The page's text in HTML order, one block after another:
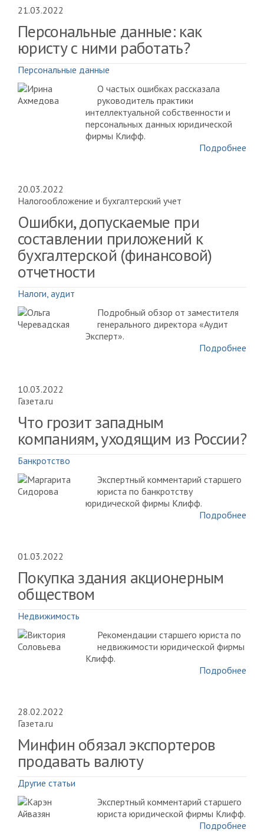
21.03.2022
Персональные данные: как
юристу с ними работать?
Персональные данные
О частых ошибках рассказала
руководитель практики
интеллектуальной собственности и
персональных данных юридической
фирмы Клифф.
Подробнее
20.03.2022
Налогообложение и бухгалтерский учет
Ошибки, допускаемые при
составлении приложений к
бухгалтерской (финансовой)
отчетности
Налоги, аудит
Подробный обзор от заместителя
генерального директора «Аудит
Эксперт».
Подробнее
10.03.2022
Газета.ru
Что грозит западным
компаниям, уходящим из России?
Банкротство
Экспертный комментарий старшего
юриста по банкротству
юридической фирмы Клифф.
Подробнее
01.03.2022
Покупка здания акционерным
обществом
Недвижимость
Рекомендации старшего юриста по
недвижимости юридической фирмы
Клифф.
Подробнее
28.02.2022
Газета.ru
Минфин обязал экспортеров
продавать валюту
Другие статьи
Экспертный комментарий старшего
юриста юридической фирмы Клифф.
Подробнее